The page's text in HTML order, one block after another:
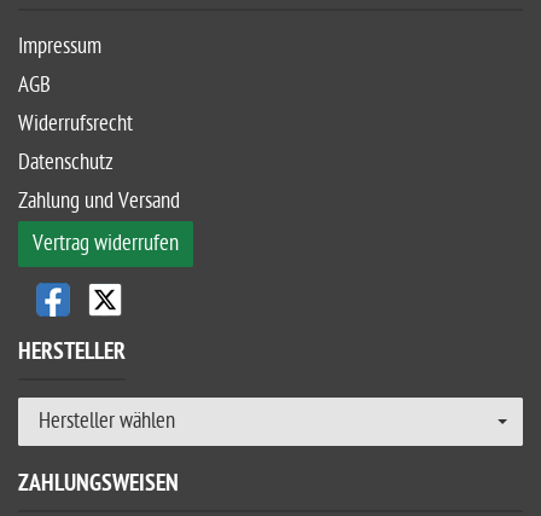
Impressum
AGB
Widerrufsrecht
Datenschutz
Zahlung und Versand
Vertrag widerrufen
HERSTELLER
Hersteller wählen
ZAHLUNGSWEISEN